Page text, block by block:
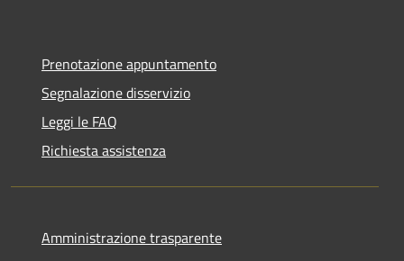
Prenotazione appuntamento
Segnalazione disservizio
Leggi le FAQ
Richiesta assistenza
Amministrazione trasparente